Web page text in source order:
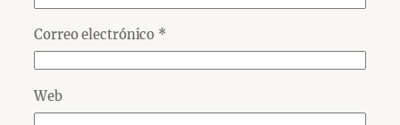
Correo electrónico *
Web